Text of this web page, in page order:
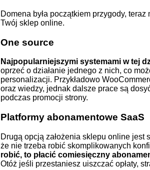
Domena była początkiem przygody,
Twój sklep online.
One source
Najpopularniejszymi systemami w tej
oprzeć o działanie jednego z nich, co
personalizacji. Przykładowo
oraz wiedzy, jednak dalsze prace są
podczas promocji strony.
Platformy abonamentowe SaaS
Drugą opcją założenia sklepu online jest
że nie trzeba robić skomplikowanych
robić, to płacić comiesięczny
Otóż jeśli przestaniesz uiszczać opłaty,